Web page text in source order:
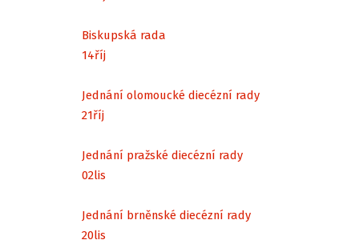
Biskupská rada
14říj
Jednání olomoucké diecézní rady
21říj
Jednání pražské diecézní rady
02lis
Jednání brněnské diecézní rady
20lis